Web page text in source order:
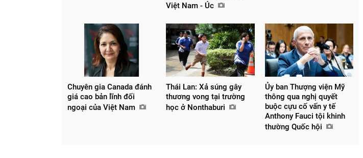
Việt Nam - Úc
Chuyên gia Canada đánh
giá cao bản lĩnh đối
ngoại của Việt Nam
Thái Lan: Xả súng gây
thương vong tại trường
học ở Nonthaburi
Ủy ban Thượng viện Mỹ
thông qua nghị quyết
buộc cựu cố vấn y tế
Anthony Fauci tội khinh
thường Quốc hội